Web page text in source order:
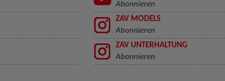
Abonnieren
ZAV MODELS
Abonnieren
ZAV UNTERHALTUNG
Abonnieren